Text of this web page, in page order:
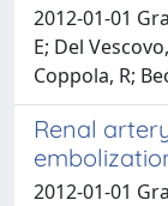
2012-01-01
E; Del
Coppola, R;
Renal
2012-01-01